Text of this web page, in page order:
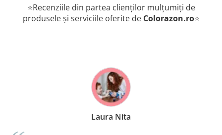
⭐Recenziile din partea clienților mulțumiți de
produsele și serviciile oferite de Colorazon.ro⭐
Laura Nita